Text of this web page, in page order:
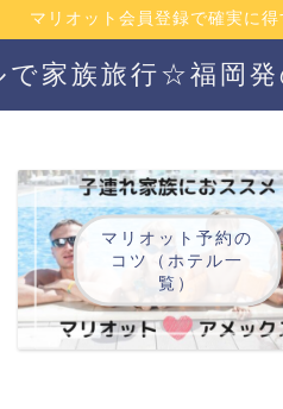
マリオット会員登録で確実に得
で家族旅行☆福岡発
マリオット予約の
コツ（ホテル一
覧）